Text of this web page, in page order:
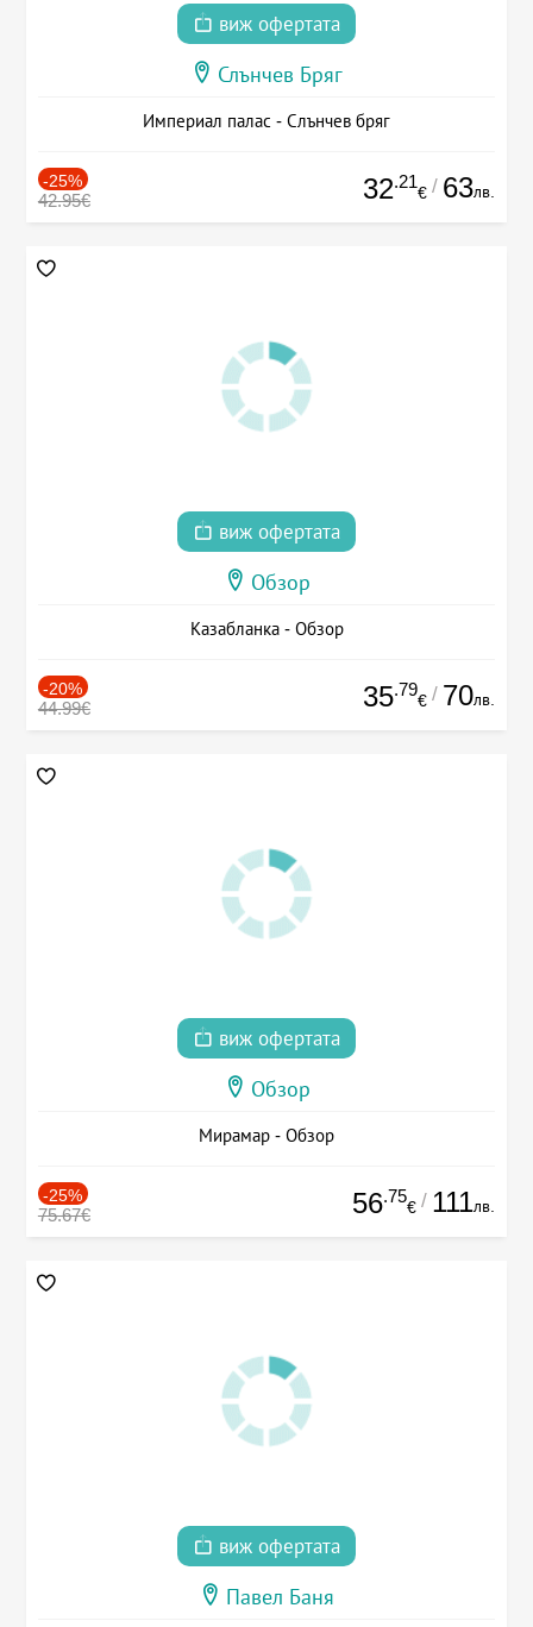
виж офертата
Слънчев Бряг
Империал палас - Слънчев бряг
-25%
42.95€ 32.21
€ / 63лв.
виж офертата
Обзор
Казабланка - Обзор
-20%
44.99€ 35.79
€ / 70лв.
виж офертата
Обзор
Мирамар - Обзор
-25%
75.67€ 56.75
€ / 111лв.
виж офертата
Павел Баня